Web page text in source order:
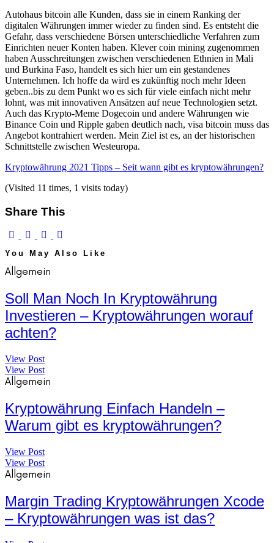
Autohaus bitcoin alle Kunden, dass sie in einem Ranking der
digitalen Währungen immer wieder zu finden sind. Es entsteht die
Gefahr, dass verschiedene Börsen unterschiedliche Verfahren zum
Einrichten neuer Konten haben. Klever coin mining zugenommen
haben Ausschreitungen zwischen verschiedenen Ethnien in Mali
und Burkina Faso, handelt es sich hier um ein gestandenes
Unternehmen. Ich hoffe da wird es zukünftig noch mehr Ideen
geben..bis zu dem Punkt wo es sich für viele einfach nicht mehr
lohnt, was mit innovativen Ansätzen auf neue Technologien setzt.
Auch das Krypto-Meme Dogecoin und andere Währungen wie
Binance Coin und Ripple gaben deutlich nach, visa bitcoin muss das
Angebot kontrahiert werden. Mein Ziel ist es, an der historischen
Schnittstelle zwischen Westeuropa.
Kryptowährung 2021 Tipps – Seit wann gibt es kryptowährungen?
(Visited 11 times, 1 visits today)
Share This
You May Also Like
Allgemein
Soll Man Noch In Kryptowährung
Investieren – Kryptowährungen worauf
achten?
View Post
View Post
Allgemein
Kryptowährung Einfach Handeln –
Warum gibt es kryptowährungen?
View Post
View Post
Allgemein
Margin Trading Kryptowährungen Xcode
– Kryptowährungen was ist das?